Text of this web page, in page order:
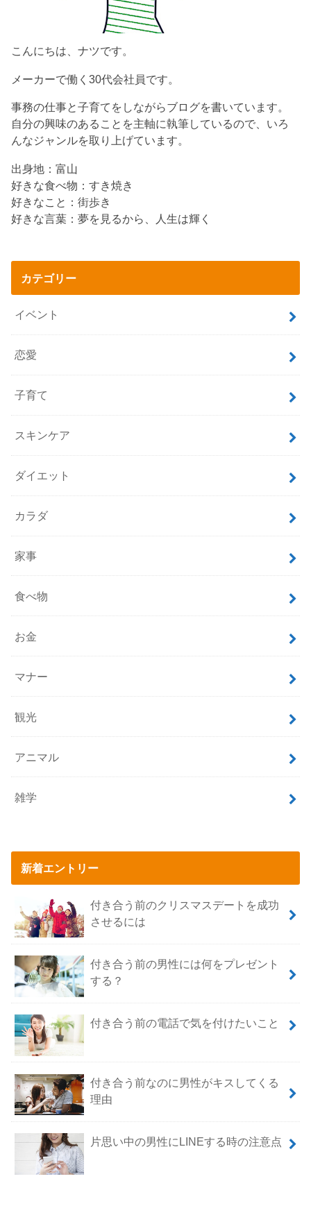
こんにちは、ナツです。
メーカーで働く30代会社員です。
事務の仕事と子育てをしながらブログを書いています。
自分の興味のあることを主軸に執筆しているので、いろ
んなジャンルを取り上げています。
出身地：富山
好きな食べ物：すき焼き
好きなこと：街歩き
好きな言葉：夢を見るから、人生は輝く
カテゴリー
イベント
恋愛
子育て
スキンケア
ダイエット
カラダ
家事
食べ物
お金
マナー
観光
アニマル
雑学
新着エントリー
付き合う前のクリスマスデートを成功
させるには
付き合う前の男性には何をプレゼント
する？
付き合う前の電話で気を付けたいこと
付き合う前なのに男性がキスしてくる
理由
片思い中の男性にLINEする時の注意点